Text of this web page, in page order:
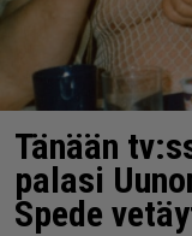
Tänään
palasi
Spede